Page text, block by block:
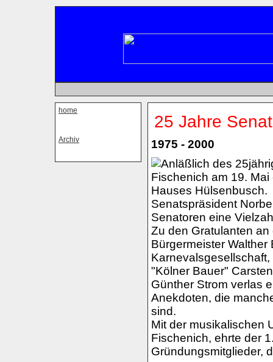
home
Archiv
25 Jahre
1975 - 2000
Anläßlich des
Fischenich am 19.
Hauses Hülsenbusch.
Senatspräsident
Senatoren eine
Zu den Gratulanten
Bürgermeister Walther
"Kölner Bauer"
Günther Strom verlas
Anekdoten, die
sind.
Mit der musikalischen
Fischenich, ehrte der
Gründungsmitglieder,